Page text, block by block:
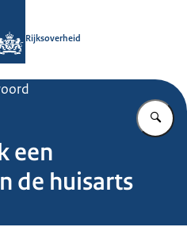
Rijksoverheid
een
de huisarts